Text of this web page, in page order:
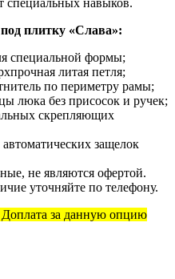
плитку «Слава»:
специальной формы;
литая петля;
по периметру рамы;
люка без присосок и ручек;
скрепляющих
защелок
не являются офертой.
уточняйте по телефону.
Доплата за данную опцию